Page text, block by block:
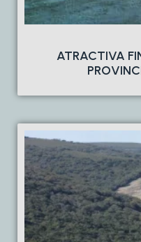
ATRACTIVA